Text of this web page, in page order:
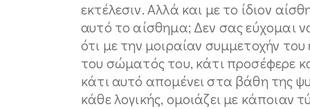
εκτέλεσιν. Αλλά και με το ίδιον
αυτό το αίσθημα; Δεν σας εύχομαι
ότι με την μοιραίαν συμμετοχήν
του σώματός του, κάτι προσέφερε
κάτι αυτό απομένει στα βάθη της
κάθε λογικής, ομοιάζει με κάποιαν